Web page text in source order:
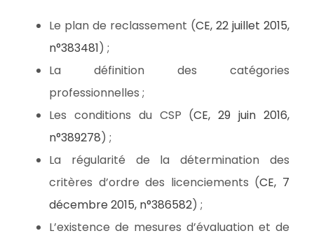
Le plan de reclassement (CE, 22 juillet 2015,
n°383481) ;
La définition des catégories
professionnelles ;
Les conditions du CSP (CE, 29 juin 2016,
n°389278) ;
La régularité de la détermination des
critères d’ordre des licenciements (CE, 7
décembre 2015, n°386582) ;
L’existence de mesures d’évaluation et de